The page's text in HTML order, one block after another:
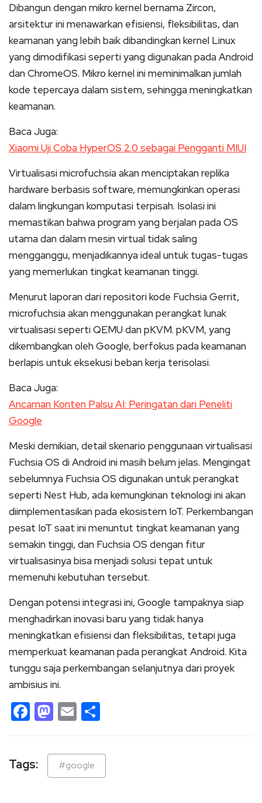
Dibangun dengan mikro kernel bernama Zircon,
arsitektur ini menawarkan efisiensi, fleksibilitas, dan
keamanan yang lebih baik dibandingkan kernel Linux
yang dimodifikasi seperti yang digunakan pada Android
dan ChromeOS. Mikro kernel ini meminimalkan jumlah
kode tepercaya dalam sistem, sehingga meningkatkan
keamanan.
Baca Juga:
Xiaomi Uji Coba HyperOS 2.0 sebagai Pengganti MIUI
Virtualisasi microfuchsia akan menciptakan replika
hardware berbasis software, memungkinkan operasi
dalam lingkungan komputasi terpisah. Isolasi ini
memastikan bahwa program yang berjalan pada OS
utama dan dalam mesin virtual tidak saling
mengganggu, menjadikannya ideal untuk tugas-tugas
yang memerlukan tingkat keamanan tinggi.
Menurut laporan dari repositori kode Fuchsia Gerrit,
microfuchsia akan menggunakan perangkat lunak
virtualisasi seperti QEMU dan pKVM. pKVM, yang
dikembangkan oleh Google, berfokus pada keamanan
berlapis untuk eksekusi beban kerja terisolasi.
Baca Juga:
Ancaman Konten Palsu AI: Peringatan dari Peneliti
Google
Meski demikian, detail skenario penggunaan virtualisasi
Fuchsia OS di Android ini masih belum jelas. Mengingat
sebelumnya Fuchsia OS digunakan untuk perangkat
seperti Nest Hub, ada kemungkinan teknologi ini akan
diimplementasikan pada ekosistem IoT. Perkembangan
pesat IoT saat ini menuntut tingkat keamanan yang
semakin tinggi, dan Fuchsia OS dengan fitur
virtualisasinya bisa menjadi solusi tepat untuk
memenuhi kebutuhan tersebut.
Dengan potensi integrasi ini, Google tampaknya siap
menghadirkan inovasi baru yang tidak hanya
meningkatkan efisiensi dan fleksibilitas, tetapi juga
memperkuat keamanan pada perangkat Android. Kita
tunggu saja perkembangan selanjutnya dari proyek
ambisius ini.
Facebook
Mastodon
Email
Tags: #google